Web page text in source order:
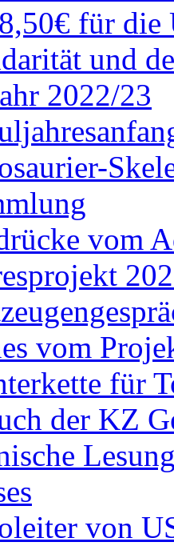
für die
und
2022/23
vom
vom
für
der KZ
von